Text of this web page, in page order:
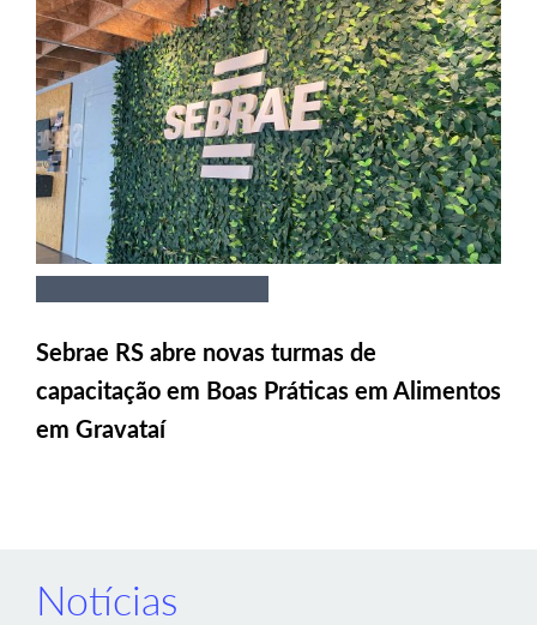
Sebrae RS abre novas turmas de
capacitação em Boas Práticas em Alimentos
em Gravataí
Notícias